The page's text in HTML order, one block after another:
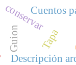
Tapa
Descripción
Guion
conservarCuentos